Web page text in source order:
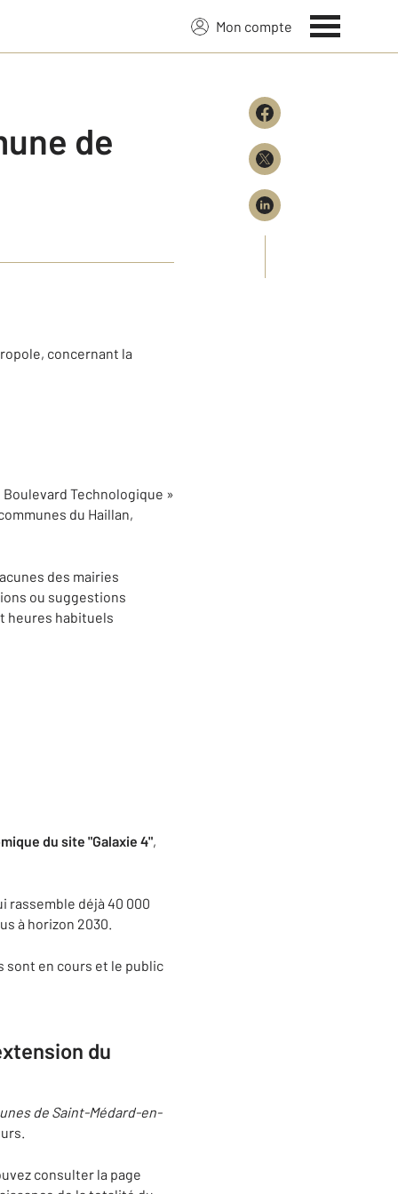
Mon compte
de
concernant la
Technologique »
du Haillan,
des mairies
ou suggestions
heures habituels
du site "Galaxie 4",
rassemble déjà 40 000
à horizon 2030.
sont en cours et le public
du
de Saint-Médard-en-
consulter la page